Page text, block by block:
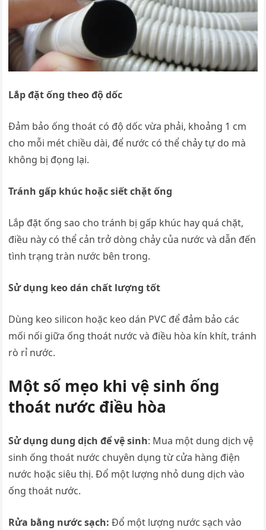
Lắp đặt ống theo độ dốc
Đảm bảo ống thoát có độ dốc vừa phải, khoảng 1 cm
cho mỗi mét chiều dài, để nước có thể chảy tự do mà
không bị đọng lại.
Tránh gấp khúc hoặc siết chặt ống
Lắp đặt ống sao cho tránh bị gấp khúc hay quá chặt,
điều này có thể cản trở dòng chảy của nước và dẫn đến
tình trạng tràn nước bên trong.
Sử dụng keo dán chất lượng tốt
Dùng keo silicon hoặc keo dán PVC để đảm bảo các
mối nối giữa ống thoát nước và điều hòa kín khít, tránh
rò rỉ nước.
Một số mẹo khi vệ sinh ống
thoát nước điều hòa
Sử dụng dung dịch để vệ sinh: Mua một dung dịch vệ
sinh ống thoát nước chuyên dụng từ cửa hàng điện
nước hoặc siêu thị. Đổ một lượng nhỏ dung dịch vào
ống thoát nước.
Rửa bằng nước sạch: Đổ một lượng nước sạch vào